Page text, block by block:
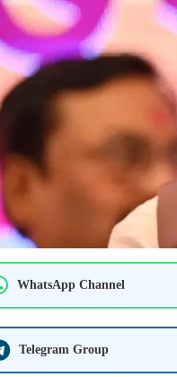
WhatsApp Channel
Telegram Group